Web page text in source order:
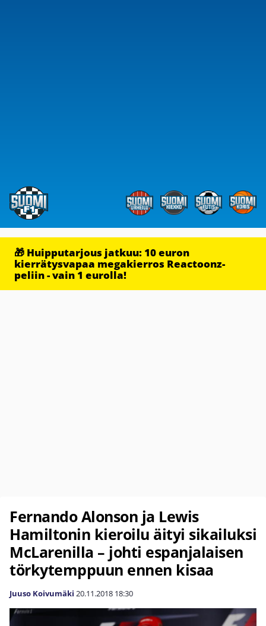
🎁 Huipputarjous jatkuu: 10 euron
kierrätysvapaa megakierros Reactoonz-
peliin - vain 1 eurolla!
Fernando Alonson ja Lewis
Hamiltonin kieroilu äityi sikailuksi
McLarenilla – johti espanjalaisen
törkytemppuun ennen kisaa
Juuso Koivumäki 20.11.2018 18:30